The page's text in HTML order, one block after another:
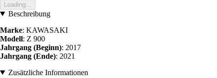
Loading...
Beschreibung
Marke: KAWASAKI
Modell: Z 900
Jahrgang (Beginn): 2017
Jahrgang (Ende): 2021
Zusätzliche Informationen